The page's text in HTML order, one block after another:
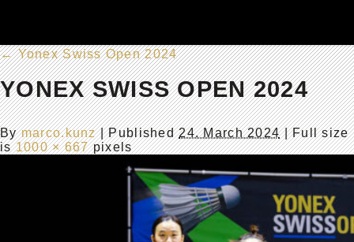
←Yonex Swiss Open 2024
YONEX SWISS OPEN 2024
Bymarco.kunz |Published24. March 2024| Full size
is1000 × 667pixels